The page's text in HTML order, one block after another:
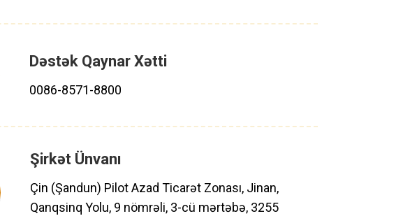
Dəstək Qaynar Xətti
0086-8571-8800
Şirkət Ünvanı
Çin (Şandun) Pilot Azad Ticarət Zonası, Jinan,
Qanqsinq Yolu, 9 nömrəli, 3-cü mərtəbə, 3255